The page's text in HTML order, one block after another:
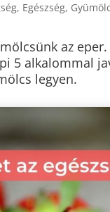
, Egészség,
az eper.
5 alkalommal
legyen.